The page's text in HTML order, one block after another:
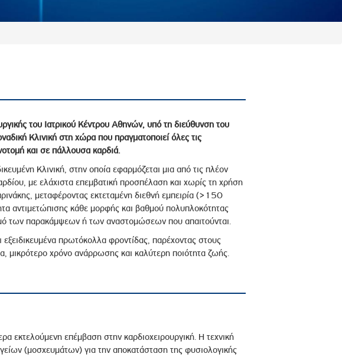
του Ιατρικού Κέντρου Αθηνών, υπό τη διεύθυνση του
Κλινική στη χώρα που πραγματοποιεί όλες τις
και σε πάλλουσα καρδιά.
Κλινική, στην οποία εφαρμόζεται μια από τις πλέον
με ελάχιστα επεμβατική προσπέλαση και χωρίς τη χρήση
μεταφέροντας εκτεταμένη διεθνή εμπειρία (>150
αντιμετώπισης κάθε μορφής και βαθμού πολυπλοκότητας
των παρακάμψεων ή των αναστομώσεων που απαιτούνται.
πρωτόκολλα φροντίδας, παρέχοντας στους
μικρότερο χρόνο ανάρρωσης και καλύτερη ποιότητα ζωής.
εκτελούμενη επέμβαση στην καρδιοχειρουργική. Η τεχνική
(μοσχευμάτων) για την αποκατάσταση της φυσιολογικής